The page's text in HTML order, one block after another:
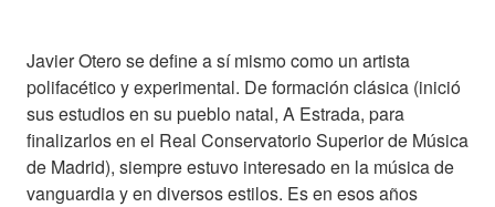
Javier Otero se define a sí mismo como un artista
polifacético y experimental. De formación clásica (inició
sus estudios en su pueblo natal, A Estrada, para
finalizarlos en el Real Conservatorio Superior de Música
de Madrid), siempre estuvo interesado en la música de
vanguardia y en diversos estilos. Es en esos años